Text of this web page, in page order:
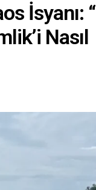
İsyanı:
Nasıl